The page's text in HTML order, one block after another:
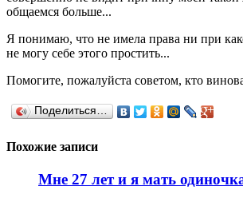
общаемся больше...
Я понимаю, что не имела права ни при
не могу себе этого простить...
Помогите, пожалуйста советом, кто
Поделиться…
Похожие записи
Мне 27 лет и я мать